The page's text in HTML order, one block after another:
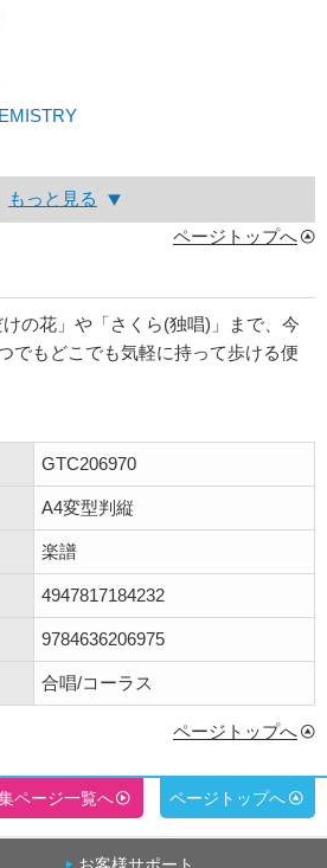
もっと見る
ページトップへ
の花」や「さくら(独唱)」まで、今
でもどこでも気軽に持って歩ける便
GTC206970
A4変型判縦
楽譜
4947817184232
9784636206975
合唱/コーラス
ページトップへ
ページ一覧へ ページトップへ